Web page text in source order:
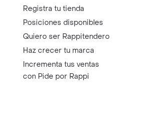
Registra tu tienda
Posiciones disponibles
Quiero ser Rappitendero
Haz crecer tu marca
Incrementa tus ventas
con Pide por Rappi